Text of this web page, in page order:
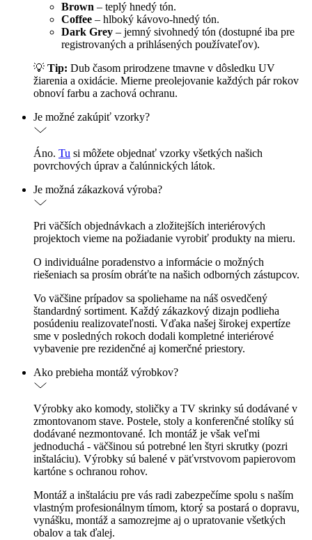
Brown – teplý hnedý tón.
Coffee – hlboký kávovo-hnedý tón.
Dark Grey – jemný sivohnedý tón (dostupné iba pre
registrovaných a prihlásených používateľov).
💡 Tip: Dub časom prirodzene tmavne v dôsledku UV
žiarenia a oxidácie. Mierne preolejovanie každých pár rokov
obnoví farbu a zachová ochranu.
Je možné zakúpiť vzorky?
Áno. Tu si môžete objednať vzorky všetkých našich
povrchových úprav a čalúnnických látok.
Je možná zákazková výroba?
Pri väčších objednávkach a zložitejších interiérových
projektoch vieme na požiadanie vyrobiť produkty na mieru.
O individuálne poradenstvo a informácie o možných
riešeniach sa prosím obráťte na našich odborných zástupcov.
Vo väčšine prípadov sa spoliehame na náš osvedčený
štandardný sortiment. Každý zákazkový dizajn podlieha
posúdeniu realizovateľnosti. Vďaka našej širokej expertíze
sme v posledných rokoch dodali kompletné interiérové
vybavenie pre rezidenčné aj komerčné priestory.
Ako prebieha montáž výrobkov?
Výrobky ako komody, stoličky a TV skrinky sú dodávané v
zmontovanom stave. Postele, stoly a konferenčné stolíky sú
dodávané nezmontované. Ich montáž je však veľmi
jednoduchá - väčšinou sú potrebné len štyri skrutky (pozri
inštaláciu). Výrobky sú balené v päťvrstvovom papierovom
kartóne s ochranou rohov.
Montáž a inštaláciu pre vás radi zabezpečíme spolu s naším
vlastným profesionálnym tímom, ktorý sa postará o dopravu,
vynášku, montáž a samozrejme aj o upratovanie všetkých
obalov a tak ďalej.